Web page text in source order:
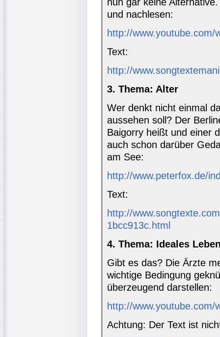
und nachlesen:
http://www.youtube.com/
Text:
http://
3. Thema: Alter
Wer denkt nicht einmal
aussehen soll? Der
Baigorry heißt und einer
auch schon darüber
am See:
http://www.peterfox.de/
Text:
http://
1bcc913c.html
4. Thema: Ideales
Gibt es das? Die Ärzte
wichtige Bedingung
überzeugend darstellen:
http://www.youtube.com/
Achtung: Der Text ist